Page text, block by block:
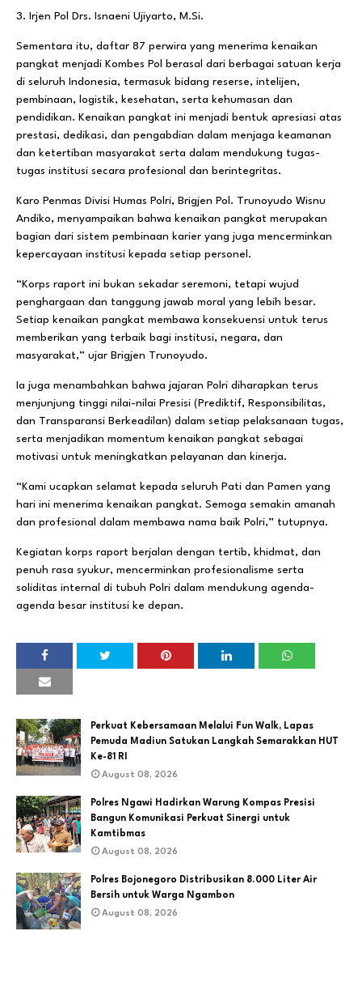
3. Irjen Pol Drs. Isnaeni Ujiyarto, M.Si.
Sementara itu, daftar 87 perwira yang menerima kenaikan
pangkat menjadi Kombes Pol berasal dari berbagai satuan kerja
di seluruh Indonesia, termasuk bidang reserse, intelijen,
pembinaan, logistik, kesehatan, serta kehumasan dan
pendidikan. Kenaikan pangkat ini menjadi bentuk apresiasi atas
prestasi, dedikasi, dan pengabdian dalam menjaga keamanan
dan ketertiban masyarakat serta dalam mendukung tugas-
tugas institusi secara profesional dan berintegritas.
Karo Penmas Divisi Humas Polri, Brigjen Pol. Trunoyudo Wisnu
Andiko, menyampaikan bahwa kenaikan pangkat merupakan
bagian dari sistem pembinaan karier yang juga mencerminkan
kepercayaan institusi kepada setiap personel.
“Korps raport ini bukan sekadar seremoni, tetapi wujud
penghargaan dan tanggung jawab moral yang lebih besar.
Setiap kenaikan pangkat membawa konsekuensi untuk terus
memberikan yang terbaik bagi institusi, negara, dan
masyarakat,” ujar Brigjen Trunoyudo.
Ia juga menambahkan bahwa jajaran Polri diharapkan terus
menjunjung tinggi nilai-nilai Presisi (Prediktif, Responsibilitas,
dan Transparansi Berkeadilan) dalam setiap pelaksanaan tugas,
serta menjadikan momentum kenaikan pangkat sebagai
motivasi untuk meningkatkan pelayanan dan kinerja.
“Kami ucapkan selamat kepada seluruh Pati dan Pamen yang
hari ini menerima kenaikan pangkat. Semoga semakin amanah
dan profesional dalam membawa nama baik Polri,” tutupnya.
Kegiatan korps raport berjalan dengan tertib, khidmat, dan
penuh rasa syukur, mencerminkan profesionalisme serta
soliditas internal di tubuh Polri dalam mendukung agenda-
agenda besar institusi ke depan.
Perkuat Kebersamaan Melalui Fun Walk, Lapas
Pemuda Madiun Satukan Langkah Semarakkan HUT
Ke-81 RI
August 08, 2026
Polres Ngawi Hadirkan Warung Kompas Presisi
Bangun Komunikasi Perkuat Sinergi untuk
Kamtibmas
August 08, 2026
Polres Bojonegoro Distribusikan 8.000 Liter Air
Bersih untuk Warga Ngambon
August 08, 2026